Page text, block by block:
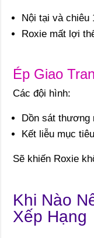
Nội tại và chiêu
Roxie mất lợi
Ép Giao
Các đội hình:
Dồn sát thương
Kết liễu mục
Sẽ khiến Roxie
Khi Nào
Xếp Hạng